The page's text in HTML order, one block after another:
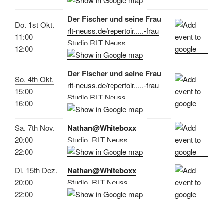
Do. 1st Okt.
11:00
12:00
Der Fischer und seine Frau
rlt-neuss.de/repertoir.....-frau
Studio RLT Neuss
So. 4th Okt.
15:00
16:00
Der Fischer und seine Frau
rlt-neuss.de/repertoir.....-frau
Studio RLT Neuss
Sa. 7th Nov.
20:00
22:00
Nathan@Whiteboxx
Studio, RLT Neuss
Di. 15th Dez.
20:00
22:00
Nathan@Whiteboxx
Studio, RLT Neuss